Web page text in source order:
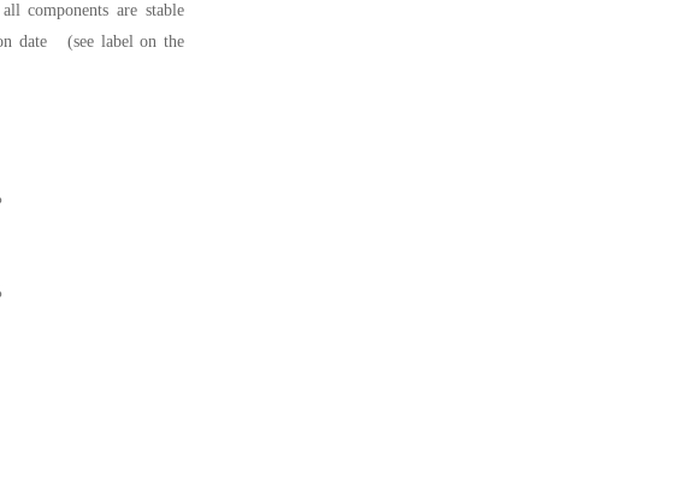
components are stable
date (see label on the